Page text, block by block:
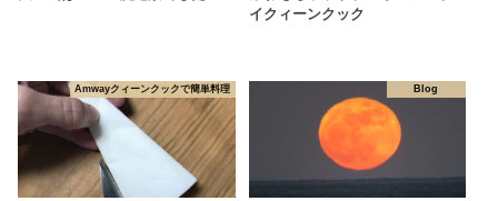
イクィーンクック
Amwayクィーンクックで簡単料理 Blog